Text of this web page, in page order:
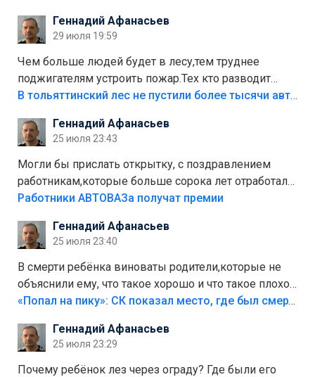
лежала в парке и испортилась.Да еще,видимо,часть
украли.
Геннадий Афанасьев
29 июля 19:59
Чем больше людей будет в лесу,тем труднее
поджигателям устроить пожар.Тех кто разводит
костры,тех надо безбожно штрафовать.Камер полно
Штрафы мизерные.
В тольяттинский лес не пустили более тысячи автомобилей
Геннадий Афанасьев
25 июля 23:43
Могли бы прислать открытку, с поздравлением
работникам,которые больше сорока лет отработали
на предприятии.
Работники АВТОВАЗа получат премии
Геннадий Афанасьев
25 июля 23:40
В смерти ребёнка виноваты родители,которые не
объяснили ему, что такое хорошо и что такое плохо!
Лезть через такой забор,верх безумия,есть же
свою судьбу.
«Попал на пику»: СК показал место, где был смертельно травмирован ребенок в Тольятти
Геннадий Афанасьев
25 июля 23:29
Почему ребёнок лез через ограду? Где были его